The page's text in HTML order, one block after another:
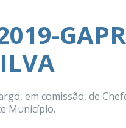
em comissão, de
Município.